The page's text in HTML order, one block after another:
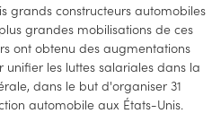
grands constructeurs automobiles
grandes mobilisations de ces
ont obtenu des augmentations
unifier les luttes salariales dans la
dans le but d'organiser 31
automobile aux États-Unis.